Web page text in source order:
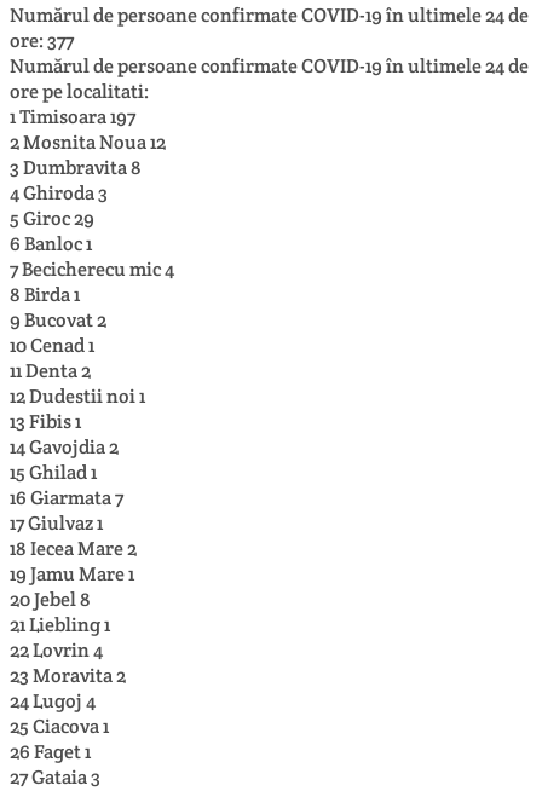
Numărul de persoane confirmate COVID-19 în ultimele 24 de
ore: 377
Numărul de persoane confirmate COVID-19 în ultimele 24 de
ore pe localitati:
1 Timisoara 197
2 Mosnita Noua 12
3 Dumbravita 8
4 Ghiroda 3
5 Giroc 29
6 Banloc 1
7 Becicherecu mic 4
8 Birda 1
9 Bucovat 2
10 Cenad 1
11 Denta 2
12 Dudestii noi 1
13 Fibis 1
14 Gavojdia 2
15 Ghilad 1
16 Giarmata 7
17 Giulvaz 1
18 Iecea Mare 2
19 Jamu Mare 1
20 Jebel 8
21 Liebling 1
22 Lovrin 4
23 Moravita 2
24 Lugoj 4
25 Ciacova 1
26 Faget 1
27 Gataia 3